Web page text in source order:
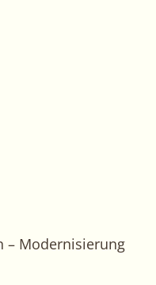
– Modernisierung